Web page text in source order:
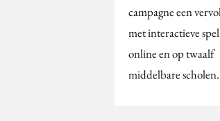
campagne een
met interactieve
online en op twaalf
middelbare scholen.